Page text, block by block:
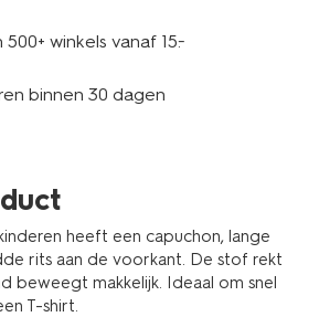
winkels vanaf 15.-
binnen 30 dagen
heeft een capuchon, lange
rits aan de voorkant. De stof rekt
beweegt makkelijk. Ideaal om snel
T-shirt.